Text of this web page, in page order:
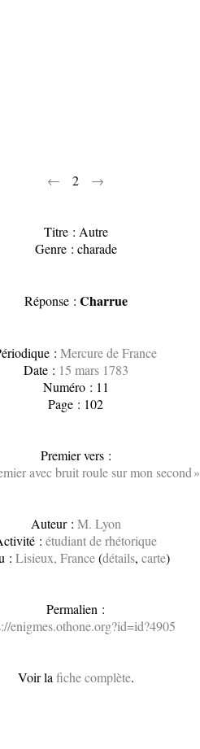
← 2 →
Titre : Autre
Genre : charade
Réponse : Charrue
:Mercure de France
Date : 15 mars 1783
Numéro : 11
Page : 102
Premier vers :
avec bruit roule sur mon second »
Auteur : M. Lyon
:étudiant de rhétorique
:Lisieux, France(détails,carte)
Permalien :
enigmes.othone.org?id=id?4905
Voir la fiche complète.